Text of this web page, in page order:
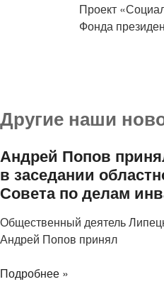
Проект
Фонда
Другие наши
Андрей Попов
в заседании
Совета по делам
Общественный деятель
Андрей Попов принял
Подробнее »